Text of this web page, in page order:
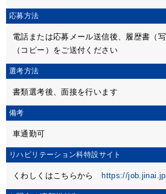
応募方法
電話または応募メール送信後、履歴書（
（コピー）をご送付ください
選考方法
書類選考後、面接を行います
備考
車通勤可
リハビリテーション科特設サイト
くわしくはこちらから https://